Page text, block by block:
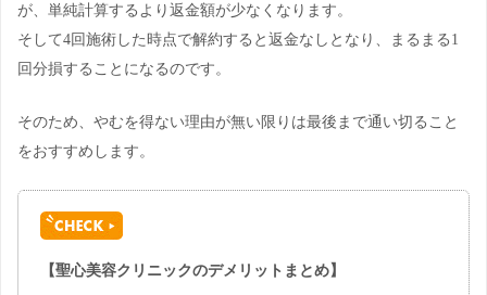
が、単純計算するより返金額が少なくなります。
そして4回施術した時点で解約すると返金なしとなり、まるまる1
回分損することになるのです。
そのため、やむを得ない理由が無い限りは最後まで通い切ること
をおすすめします。
【聖心美容クリニックのデメリットまとめ】